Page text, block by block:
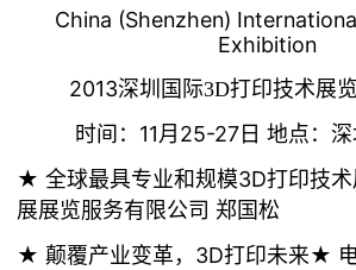
China (Shenzhen)
Exhibition
2013深圳国际3D打印技术展
时间：11月25-27日 地点：
★ 全球最具专业和规模3D打印技
展展览服务有限公司 郑国松
★ 颠覆产业变革，3D打印未来★